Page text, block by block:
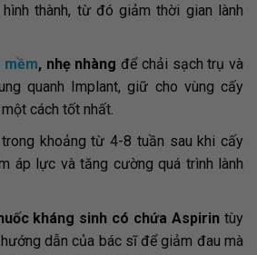
thành, từ đó giảm thời gian lành
mềm, nhẹ nhàng để chải sạch trụ và
quanh Implant, giữ cho vùng cấy
cách tốt nhất.
trong khoảng từ 4-8 tuần sau khi cấy
áp lực và tăng cường quá trình lành
kháng sinh có chứa Aspirin tùy
dẫn của bác sĩ để giảm đau mà